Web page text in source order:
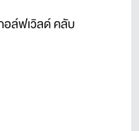
อล์ฟเวิลด์ คลับ